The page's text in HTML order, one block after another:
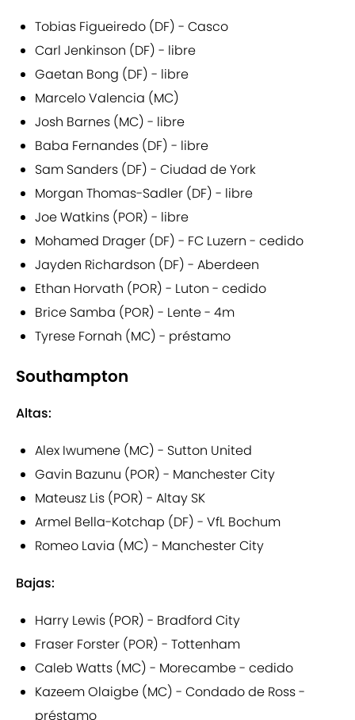
Tobias Figueiredo (DF) - Casco
Carl Jenkinson (DF) - libre
Gaetan Bong (DF) - libre
Marcelo Valencia (MC)
Josh Barnes (MC) - libre
Baba Fernandes (DF) - libre
Sam Sanders (DF) - Ciudad de York
Morgan Thomas-Sadler (DF) - libre
Joe Watkins (POR) - libre
Mohamed Drager (DF) - FC Luzern - cedido
Jayden Richardson (DF) - Aberdeen
Ethan Horvath (POR) - Luton - cedido
Brice Samba (POR) - Lente - 4m
Tyrese Fornah (MC) - préstamo
Southampton
Altas:
Alex Iwumene (MC) - Sutton United
Gavin Bazunu (POR) - Manchester City
Mateusz Lis (POR) - Altay SK
Armel Bella-Kotchap (DF) - VfL Bochum
Romeo Lavia (MC) - Manchester City
Bajas:
Harry Lewis (POR) - Bradford City
Fraser Forster (POR) - Tottenham
Caleb Watts (MC) - Morecambe - cedido
Kazeem Olaigbe (MC) - Condado de Ross -
préstamo